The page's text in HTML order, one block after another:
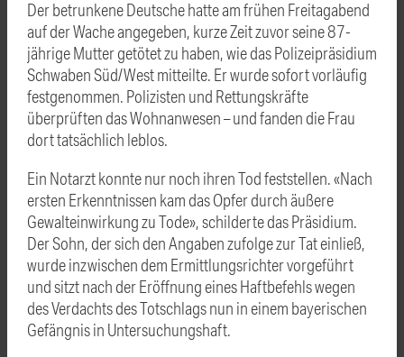
Der betrunkene Deutsche hatte am frühen Freitagabend
auf der Wache angegeben, kurze Zeit zuvor seine 87-
jährige Mutter getötet zu haben, wie das Polizeipräsidium
Schwaben Süd/West mitteilte. Er wurde sofort vorläufig
festgenommen. Polizisten und Rettungskräfte
überprüften das Wohnanwesen – und fanden die Frau
dort tatsächlich leblos.
Ein Notarzt konnte nur noch ihren Tod feststellen. «Nach
ersten Erkenntnissen kam das Opfer durch äußere
Gewalteinwirkung zu Tode», schilderte das Präsidium.
Der Sohn, der sich den Angaben zufolge zur Tat einließ,
wurde inzwischen dem Ermittlungsrichter vorgeführt
und sitzt nach der Eröffnung eines Haftbefehls wegen
des Verdachts des Totschlags nun in einem bayerischen
Gefängnis in Untersuchungshaft.